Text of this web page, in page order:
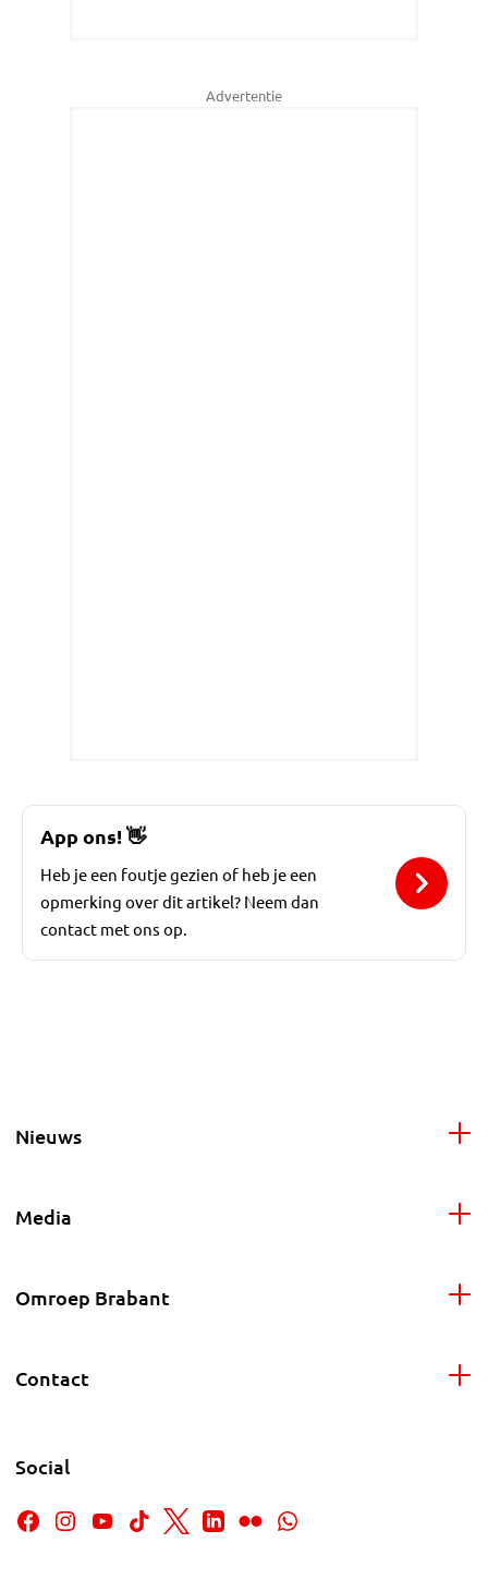
Advertentie
App ons!👋
Heb je een foutje gezien of heb je een
opmerking over dit artikel? Neem dan
contact met ons op.
Nieuws
Media
Omroep Brabant
Contact
Social